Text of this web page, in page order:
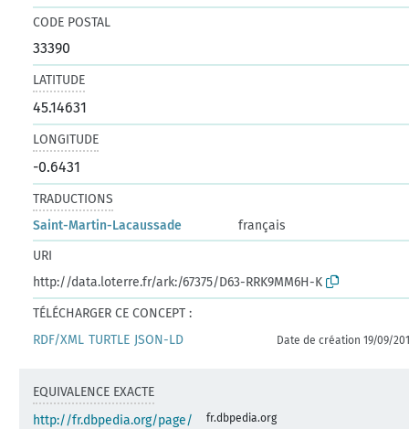
CODE POSTAL
33390
LATITUDE
45.14631
LONGITUDE
-0.6431
TRADUCTIONS
Saint-Martin-Lacaussade
français
URI
http://data.loterre.fr/ark:/67375/D63-RRK9MM6H-K
TÉLÉCHARGER CE CONCEPT :
RDF/XML TURTLE JSON-LD Date de création 19/09/
EQUIVALENCE EXACTE
http://fr.dbpedia.org/page/
fr.dbpedia.org